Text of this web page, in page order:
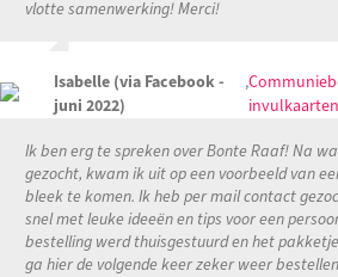
vlotte samenwerking! Merci!
Isabelle (via Facebook -
juni 2022)
,
Ik ben erg te spreken over Bonte Raaf! Na
gezocht, kwam ik uit op een voorbeeld van
bleek te komen. Ik heb per mail contact
snel met leuke ideeën en tips voor een
bestelling werd thuisgestuurd en het
ga hier de volgende keer zeker weer